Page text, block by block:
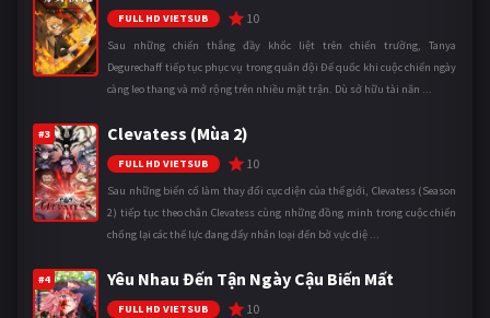
FULL HD VIETSUB 10
Sau những chiến thắng đầy khốc liệt trên chiến trường, Tanya
Degurechaff tiếp tục phục vụ trong quân đội Đế quốc khi cuộc chiến ngày
càng leo thang và mở rộng trên nhiều mặt trận. Dù sở hữu tài năn ...
#3 Clevatess (Mùa 2)
FULL HD VIETSUB 10
Sau những biến cố làm thay đổi cục diện của thế giới, Clevatess (Season
2) tiếp tục theo chân Clevatess cùng những đồng minh trong cuộc chiến
chống lại các thế lực đang đẩy nhân loại đến bờ vực diệ ...
#4 Yêu Nhau Đến Tận Ngày Cậu Biến Mất
FULL HD VIETSUB 10